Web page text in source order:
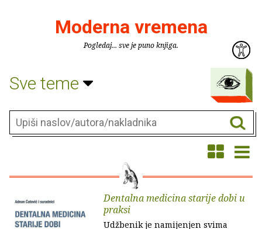
Moderna vremena
Pogledaj... sve je puno knjiga.
Sve teme
Dentalna medicina starije dobi u
praksi
Udžbenik je namijenjen svima